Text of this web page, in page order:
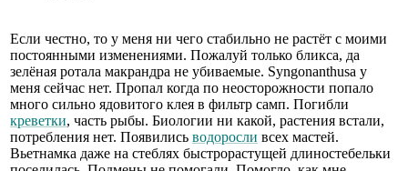
Если честно, то у меня ни чего стабильно не растёт с моими
постоянными изменениями. Пожалуй только бликса, да
зелёная ротала макрандра не убиваемые. Syngonanthusа у
меня сейчас нет. Пропал когда по неосторожности попало
много сильно ядовитого клея в фильтр самп. Погибли
креветки, часть рыбы. Биологии ни какой, растения встали,
потребления нет. Появились водоросли всех мастей.
Вьетнамка даже на стеблях быстрорастущей длиностебельки